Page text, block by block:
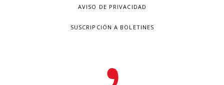
AVISO DE PRIVACIDAD
SUSCRIPCIÓN A BOLETINES